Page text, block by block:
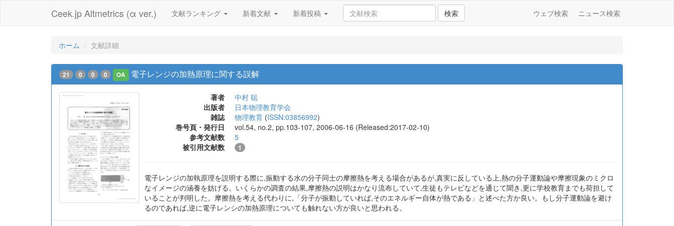
Ceek.jp Altmetrics (α ver.) 文献ランキング 新着文献 新着投稿 検索 ウェブ検索 ニュース検索
ホーム 文献詳細
21 0 0 0 OA 電子レンジの加熱原理に関する誤解
著者
中村 聡
出版者
日本物理教育学会
雑誌
物理教育 (ISSN:03856992)
巻号頁・発行日
vol.54, no.2, pp.103-107, 2006-06-16 (Released:2017-02-10)
参考文献数
5
被引用文献数
1
電子レンジの加執原理を説明する際に,振動する水の分子同士の摩擦熱を考える場合があるが,真実に反している上,熱の分子運動論や摩擦現象のミクロ
なイメージの涵養を妨げる。いくらかの調査の結果,摩擦熱の説明はかなり流布していて,生徒もテレビなどを通じて聞き,更に学校教育までも荷担して
いることが判明した。摩擦熱を考える代わりに,「分子が振動していれば,そのエネルギー自体が熱である」と述べた方か良い。もし分子運動論を避け
るのであれば,逆に電子レンシの加熱原理についても触れない方が良いと思われる。